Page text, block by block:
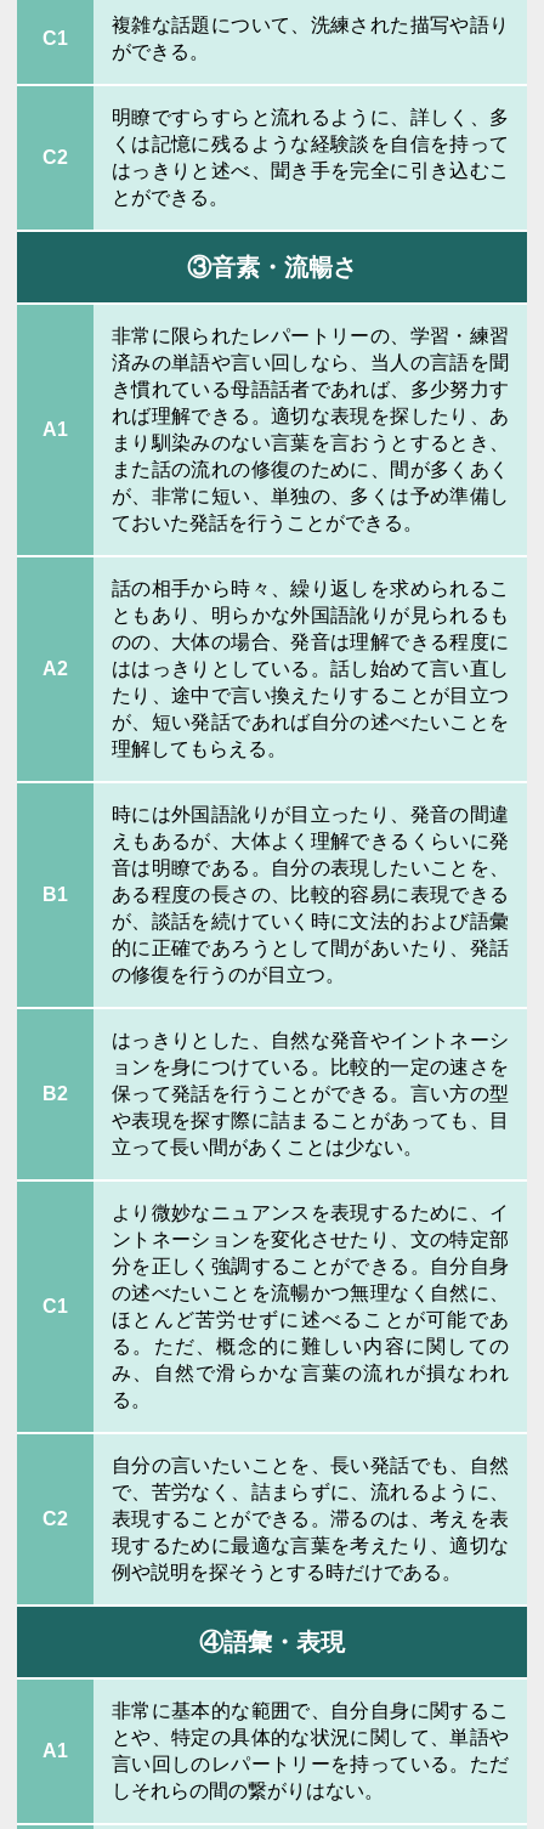
C1
複雑な話題について、洗練された描写や語り
ができる。
C2
明瞭ですらすらと流れるように、詳しく、多
くは記憶に残るような経験談を自信を持って
はっきりと述べ、聞き手を完全に引き込むこ
とができる。
③音素・流暢さ
A1
非常に限られたレパートリーの、学習・練習
済みの単語や言い回しなら、当人の言語を聞
き慣れている母語話者であれば、多少努力す
れば理解できる。適切な表現を探したり、あ
まり馴染みのない言葉を言おうとするとき、
また話の流れの修復のために、間が多くあく
が、非常に短い、単独の、多くは予め準備し
ておいた発話を行うことができる。
A2
話の相手から時々、繰り返しを求められるこ
ともあり、明らかな外国語訛りが見られるも
のの、大体の場合、発音は理解できる程度に
ははっきりとしている。話し始めて言い直し
たり、途中で言い換えたりすることが目立つ
が、短い発話であれば自分の述べたいことを
理解してもらえる。
B1
時には外国語訛りが目立ったり、発音の間違
えもあるが、大体よく理解できるくらいに発
音は明瞭である。自分の表現したいことを、
ある程度の長さの、比較的容易に表現できる
が、談話を続けていく時に文法的および語彙
的に正確であろうとして間があいたり、発話
の修復を行うのが目立つ。
B2
はっきりとした、自然な発音やイントネーシ
ョンを身につけている。比較的一定の速さを
保って発話を行うことができる。言い方の型
や表現を探す際に詰まることがあっても、目
立って長い間があくことは少ない。
C1
より微妙なニュアンスを表現するために、イ
ントネーションを変化させたり、文の特定部
分を正しく強調することができる。自分自身
の述べたいことを流暢かつ無理なく自然に、
ほとんど苦労せずに述べることが可能であ
る。ただ、概念的に難しい内容に関しての
み、自然で滑らかな言葉の流れが損なわれ
る。
C2
自分の言いたいことを、長い発話でも、自然
で、苦労なく、詰まらずに、流れるように、
表現することができる。滞るのは、考えを表
現するために最適な言葉を考えたり、適切な
例や説明を探そうとする時だけである。
④語彙・表現
A1
非常に基本的な範囲で、自分自身に関するこ
とや、特定の具体的な状況に関して、単語や
言い回しのレパートリーを持っている。ただ
しそれらの間の繋がりはない。